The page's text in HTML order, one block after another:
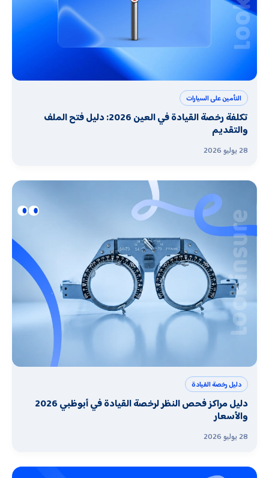
التأمين على السيارات
تكلفة رخصة القيادة في العين 2026: دليل فتح الملف
والتقديم
28 يوليو 2026
دليل رخصة القيادة
دليل مراكز فحص النظر لرخصة القيادة في أبوظبي 2026
والأسعار
28 يوليو 2026